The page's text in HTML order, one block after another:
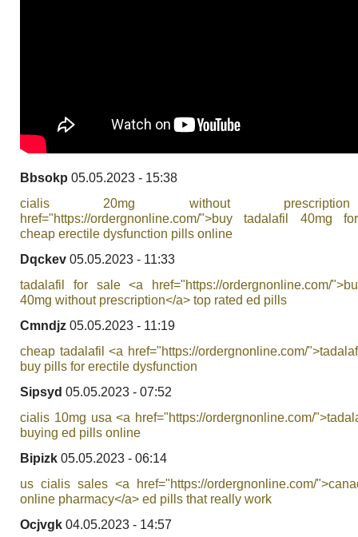
Bbsokp 05.05.2023 - 15:38
cialis 20mg without
href="https://ordergnonline.com/">buy tadalafil 40mg
cheap erectile dysfunction pills online
Dqckev 05.05.2023 - 11:33
tadalafil for sale <a href="https://ordergnonline.com/
40mg without prescription</a> top rated ed pills
Cmndjz 05.05.2023 - 11:19
cheap tadalafil <a href="https://ordergnonline.com/
buy pills for erectile dysfunction
Sipsyd 05.05.2023 - 07:52
cialis 10mg usa <a href="https://ordergnonline.com/
buying ed pills online
Bipizk 05.05.2023 - 06:14
us cialis sales <a href="https://ordergnonline.com/
online pharmacy</a> ed pills that really work
Ocjvgk 04.05.2023 - 14:57